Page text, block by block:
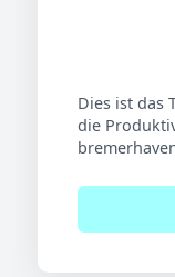
Dies ist das
die